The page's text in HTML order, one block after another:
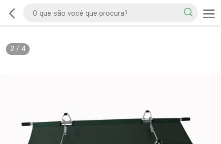
2/ 4